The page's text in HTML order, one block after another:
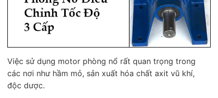
Việc sử dụng motor phòng nổ rất quan trọng trong
các nơi như hầm mỏ, sản xuất hóa chất axit vũ khí,
độc dược.